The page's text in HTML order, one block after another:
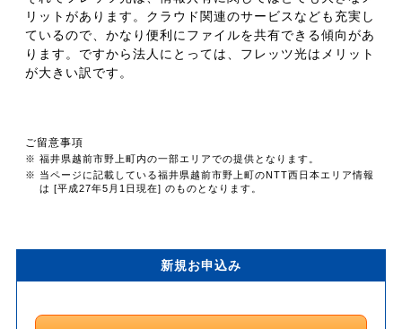
リットがあります。クラウド関連のサービスなども充実し
ているので、かなり便利にファイルを共有できる傾向があ
ります。ですから法人にとっては、フレッツ光はメリット
が大きい訳です。
ご留意事項
※ 福井県越前市野上町内の一部エリアでの提供となります。
※ 当ページに記載している福井県越前市野上町のNTT西日本エリア情報
は [平成27年5月1日現在] のものとなります。
新規お申込み